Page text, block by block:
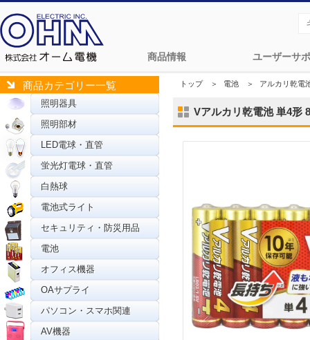
商品情報 ユーザーサ
商品カテゴリー一覧
照明器具
照明部材
LED電球・直管
蛍光灯電球・直管
白熱球
電池式ライト
セキュリティ・防災用品
電池
オフィス機器
OAサプライ
パソコン・スマホ関連
AV機器
トップ＞ 電池 ＞ アルカリ乾電
Vアルカリ乾電池 単4形